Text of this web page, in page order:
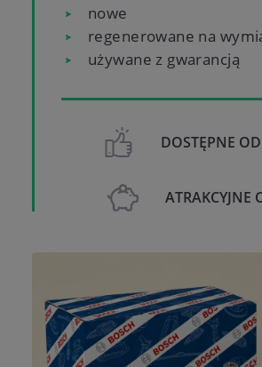
nowe
regenerowane na
używane z gwarancją
DOSTĘPNE
ATRAKCYJNE